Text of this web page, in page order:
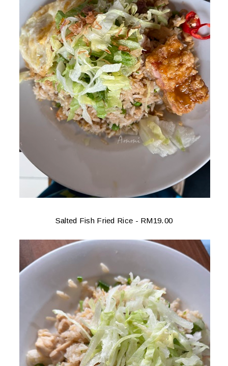
Salted Fish Fried Rice - RM19.00